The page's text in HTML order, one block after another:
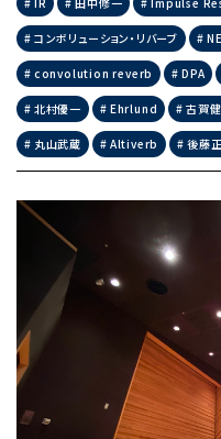
コンボリューション・リバーブ
convolution reverb DPA
北村優一 Ehrlund 古賀
丸山武蔵 Altiverb 後藤